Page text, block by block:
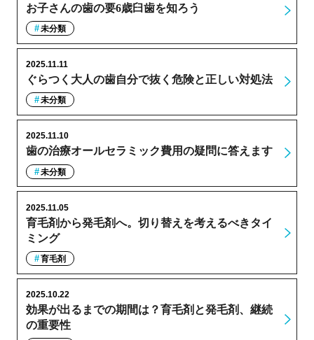
お子さんの歯の要6歳臼歯を知ろう
未分類
ぐらつく大人の歯自分で抜く危険と正しい対処法
2025.11.11
未分類
歯の治療オールセラミック費用の疑問に答えます
2025.11.10
未分類
育毛剤から発毛剤へ。切り替えを考えるべきタイ
ミング
2025.11.05
育毛剤
効果が出るまでの期間は？育毛剤と発毛剤、継続
の重要性
2025.10.22